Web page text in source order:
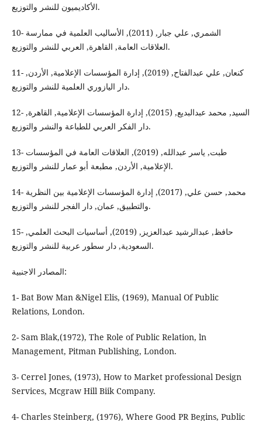
الأكاديميون للنشر والتوزيع.
10- الشمري, علي جبار, (2011), الأساليب العلمية في ممارسة
العلاقات العامة, القاهرة, العربي للنشر والتوزيع.
11- كنعان, علي عبدالفتاح, (2019), إدارة المؤسسات الإعلامية, الأردن,
دار اليازوري العلمية للنشر والتوزيع.
12- السيد, محمد عبدالبديع, (2015), إدارة المؤسسات الإعلامية, القاهرة,
دار الفكر العربي للطباعة والنشر والتوزيع.
13- طبت, ياسر عبدالله, (2019), العلاقات العامة في المؤسسات
الإعلامية, الأردن, مطبعة أبو عمار للنشر والتوزيع.
14- محمد, حسن علي, (2017), إدارة المؤسسات الإعلامية بين النظرية
والتطبيق, عمان, دار الفجر للنشر والتوزيع.
15- حافظ, عبدالرشيد عبدالعزيز, (2019), أساسيات البحث العلمي,
السعودية, دار سطور عربية للنشر والتوزيع.
المصادر الاجنبية:
1- Bat Bow Man &Nigel Elis, (1969), Manual Of Public
Relations, London.
2- Sam Blak,(1972), The Role of Public Relation, ln
Management, Pitman Publishing, London.
3- Cerrel Jones, (1973), How to Market professional Design
Services, Mcgraw Hill Biik Company.
4- Charles Steinberg, (1976), Where Good PR Begins, Public